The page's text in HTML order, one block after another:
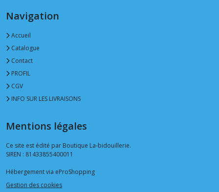
Navigation
Accueil
Catalogue
Contact
PROFIL
CGV
INFO SUR LES LIVRAISONS
Mentions légales
Ce site est édité par Boutique La-bidouillerie.
SIREN : 81433855400011
Hébergement via eProShopping
Gestion des cookies